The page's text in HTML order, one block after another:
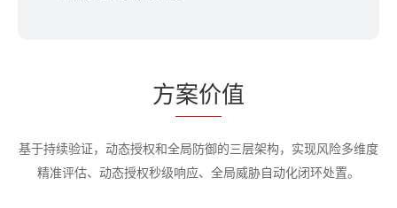
方案价值
基于持续验证，动态授权和全局防御的三层架构，实现风险多维度
精准评估、动态授权秒级响应、全局威胁自动化闭环处置。